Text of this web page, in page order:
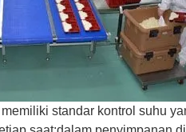
standar kontrol suhu